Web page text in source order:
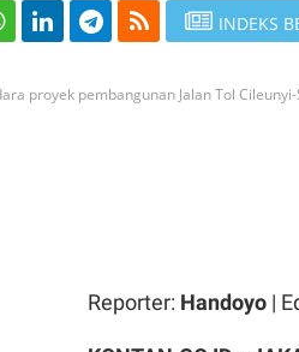
INDEKS
proyek pembangunan Jalan Tol
Reporter: Handoyo |